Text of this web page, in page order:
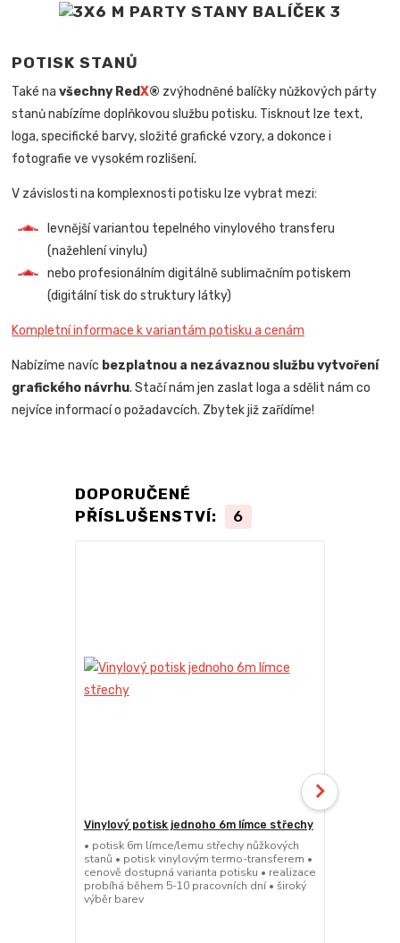
POTISK STANŮ
Také navšechny RedX® zvýhodněné balíčky nůžkových párty
stanů nabízíme doplňkovou službu potisku. Tisknout lze text,
loga, specifické barvy, složité grafické vzory, a dokonce i
fotografie ve vysokém rozlišení.
V závislosti na komplexnosti potisku lze vybrat mezi:
levnější variantou tepelného vinylového transferu
(nažehlení vinylu)
nebo profesionálním digitálně sublimačním potiskem
(digitální tisk do struktury látky)
Kompletní informace k variantám potisku a cenám
Nabízíme navíc bezplatnou a nezávaznou službu vytvoření
grafického návrhu. Stačí nám jen zaslat loga a sdělit nám co
nejvíce informací o požadavcích. Zbytek již zařídíme!
DOPORUČENÉ
PŘÍSLUŠENSTVÍ:
6
Vinylový potisk jednoho 6m límce střechy
• potisk 6m límce/lemu střechy nůžkových
stanů • potisk vinylovým termo-transferem •
cenově dostupná varianta potisku • realizace
probíhá během 5-10 pracovních dní • široký
výběr barev